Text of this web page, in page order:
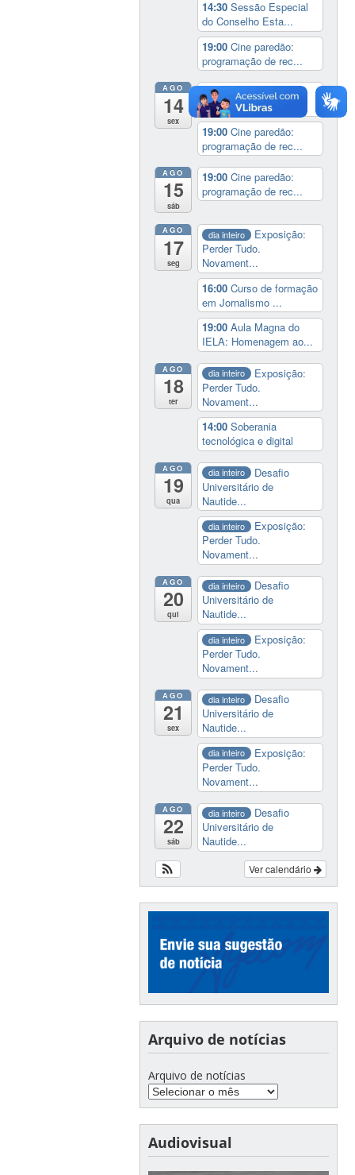
14:30Sessão Especial
do Conselho Esta...
19:00Cine paredão:
programação de rec...
AGO
14
sex
14:00
Lançamento da
cinebiografia de D...
19:00Cine paredão:
programação de rec...
AGO
15
sáb
19:00Cine paredão:
programação de rec...
AGO
17
seg
dia inteiro
Exposição:
Perder Tudo.
Novament...
16:00Curso de formação
em Jornalismo ...
19:00Aula Magna do
IELA: Homenagem ao...
AGO
18
ter
dia inteiro
Exposição:
Perder Tudo.
Novament...
14:00Soberania
tecnológica e digital
AGO
19
qua
dia inteiro
Desafio
Universitário de
Nautide...
dia inteiro
Exposição:
Perder Tudo.
Novament...
AGO
20
qui
dia inteiro
Desafio
Universitário de
Nautide...
dia inteiro
Exposição:
Perder Tudo.
Novament...
AGO
21
sex
dia inteiro
Desafio
Universitário de
Nautide...
dia inteiro
Exposição:
Perder Tudo.
Novament...
AGO
22
sáb
dia inteiro
Desafio
Universitário de
Nautide...
Ver calendário
Arquivo de notícias
Arquivo de notícias
Audiovisual